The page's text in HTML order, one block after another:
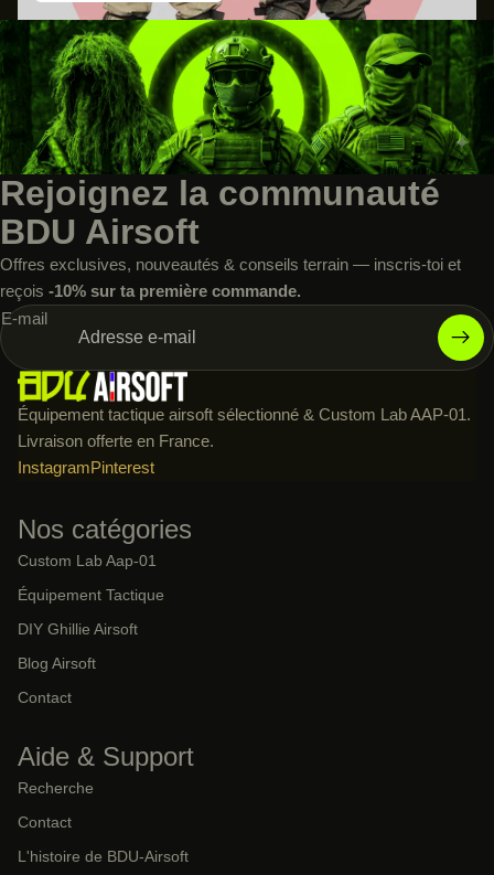
Rejoignez la communauté
BDU Airsoft
Offres exclusives, nouveautés & conseils terrain — inscris-toi et
reçois -10% sur ta première commande.
E-mail
Équipement tactique airsoft sélectionné & Custom Lab AAP-01.
Livraison offerte en France.
InstagramPinterest
Nos catégories
Custom Lab Aap-01
Équipement Tactique
DIY Ghillie Airsoft
Blog Airsoft
Contact
Aide & Support
Recherche
Contact
L'histoire de BDU-Airsoft